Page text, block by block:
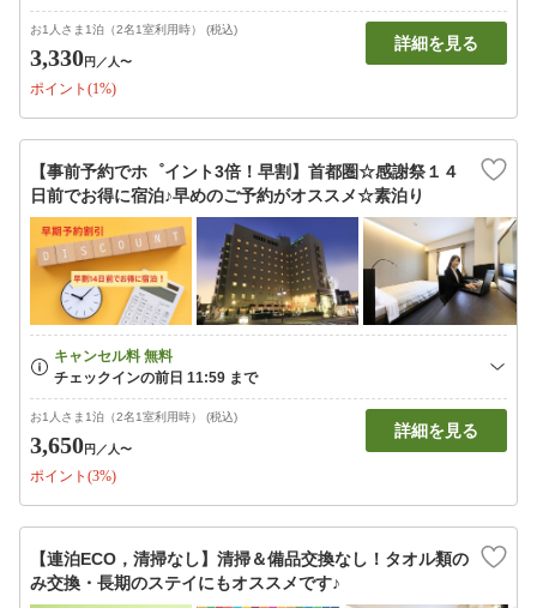
お1人さま1泊（2名1室利用時） (税込)
3,330円 ／人〜
ポイント(1%)
詳細を見る
【事前予約でホ゜イント3倍！早割】首都圏☆感謝祭１４
日前でお得に宿泊♪早めのご予約がオススメ☆素泊り
お1人さま1泊（2名1室利用時） (税込)
3,650円 ／人〜
ポイント(3%)
詳細を見る
【連泊ECO，清掃なし】清掃＆備品交換なし！タオル類の
み交換・長期のステイにもオススメです♪